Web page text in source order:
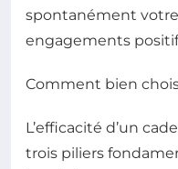
spontanément
engagements
Comment bien
L’efficacité d’un
trois piliers